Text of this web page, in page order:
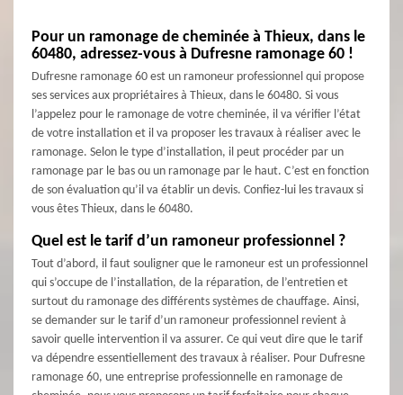
Pour un ramonage de cheminée à Thieux, dans le
60480, adressez-vous à Dufresne ramonage 60 !
Dufresne ramonage 60 est un ramoneur professionnel qui propose
ses services aux propriétaires à Thieux, dans le 60480. Si vous
l’appelez pour le ramonage de votre cheminée, il va vérifier l’état
de votre installation et il va proposer les travaux à réaliser avec le
ramonage. Selon le type d’installation, il peut procéder par un
ramonage par le bas ou un ramonage par le haut. C’est en fonction
de son évaluation qu’il va établir un devis. Confiez-lui les travaux si
vous êtes Thieux, dans le 60480.
Quel est le tarif d’un ramoneur professionnel ?
Tout d’abord, il faut souligner que le ramoneur est un professionnel
qui s’occupe de l’installation, de la réparation, de l’entretien et
surtout du ramonage des différents systèmes de chauffage. Ainsi,
se demander sur le tarif d’un ramoneur professionnel revient à
savoir quelle intervention il va assurer. Ce qui veut dire que le tarif
va dépendre essentiellement des travaux à réaliser. Pour Dufresne
ramonage 60, une entreprise professionnelle en ramonage de